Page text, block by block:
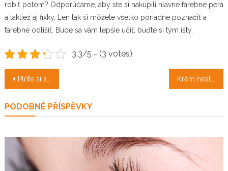
robiť potom? Odporúčame, aby ste si nakúpili hlavne farebné perá
a taktiež aj fixky. Len tak si môžete všetko poriadne poznačiť a
farebne odlíšiť. Bude sa vám lepšie učiť, buďte si tým istý.
3.3/5 - (3 votes)
Navigace
příspěvek
Plňte si sny z detstva Krém nestačí
PODOBNÉ PŘÍSPĚVKY